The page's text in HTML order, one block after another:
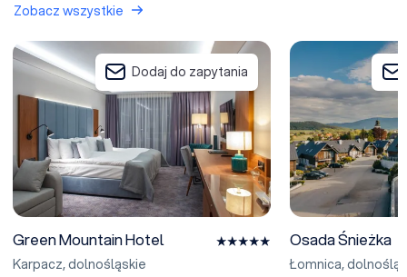
Zobacz wszystkie
Green Mountain Hotel
Dodaj do zapytania
Green Mountain Hotel
Karpacz,dolnośląskie
Osada Śnieżka
Osada Śnieżka
Łomnica,